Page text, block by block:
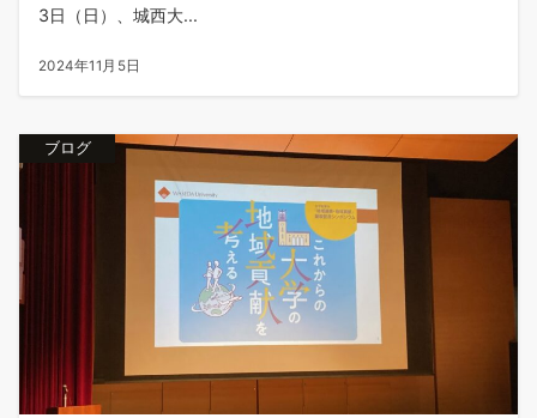
3日（日）、城西大...
2024年11月5日
ブログ